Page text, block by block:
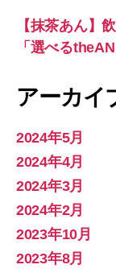
【抹茶あん】
「選べる
アーカイ
2024年5月
2024年4月
2024年3月
2024年2月
2023年10月
2023年8月